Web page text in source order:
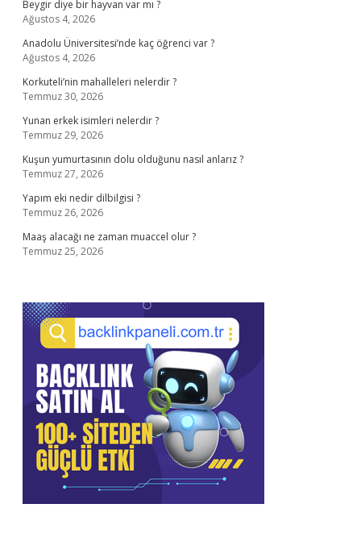
Beygir diye bir hayvan var mı ?
Ağustos 4, 2026
Anadolu Üniversitesi’nde kaç öğrenci var ?
Ağustos 4, 2026
Korkuteli’nin mahalleleri nelerdir ?
Temmuz 30, 2026
Yunan erkek isimleri nelerdir ?
Temmuz 29, 2026
Kuşun yumurtasının dolu olduğunu nasıl anlarız ?
Temmuz 27, 2026
Yapım eki nedir dilbilgisi ?
Temmuz 26, 2026
Maaş alacağı ne zaman muaccel olur ?
Temmuz 25, 2026